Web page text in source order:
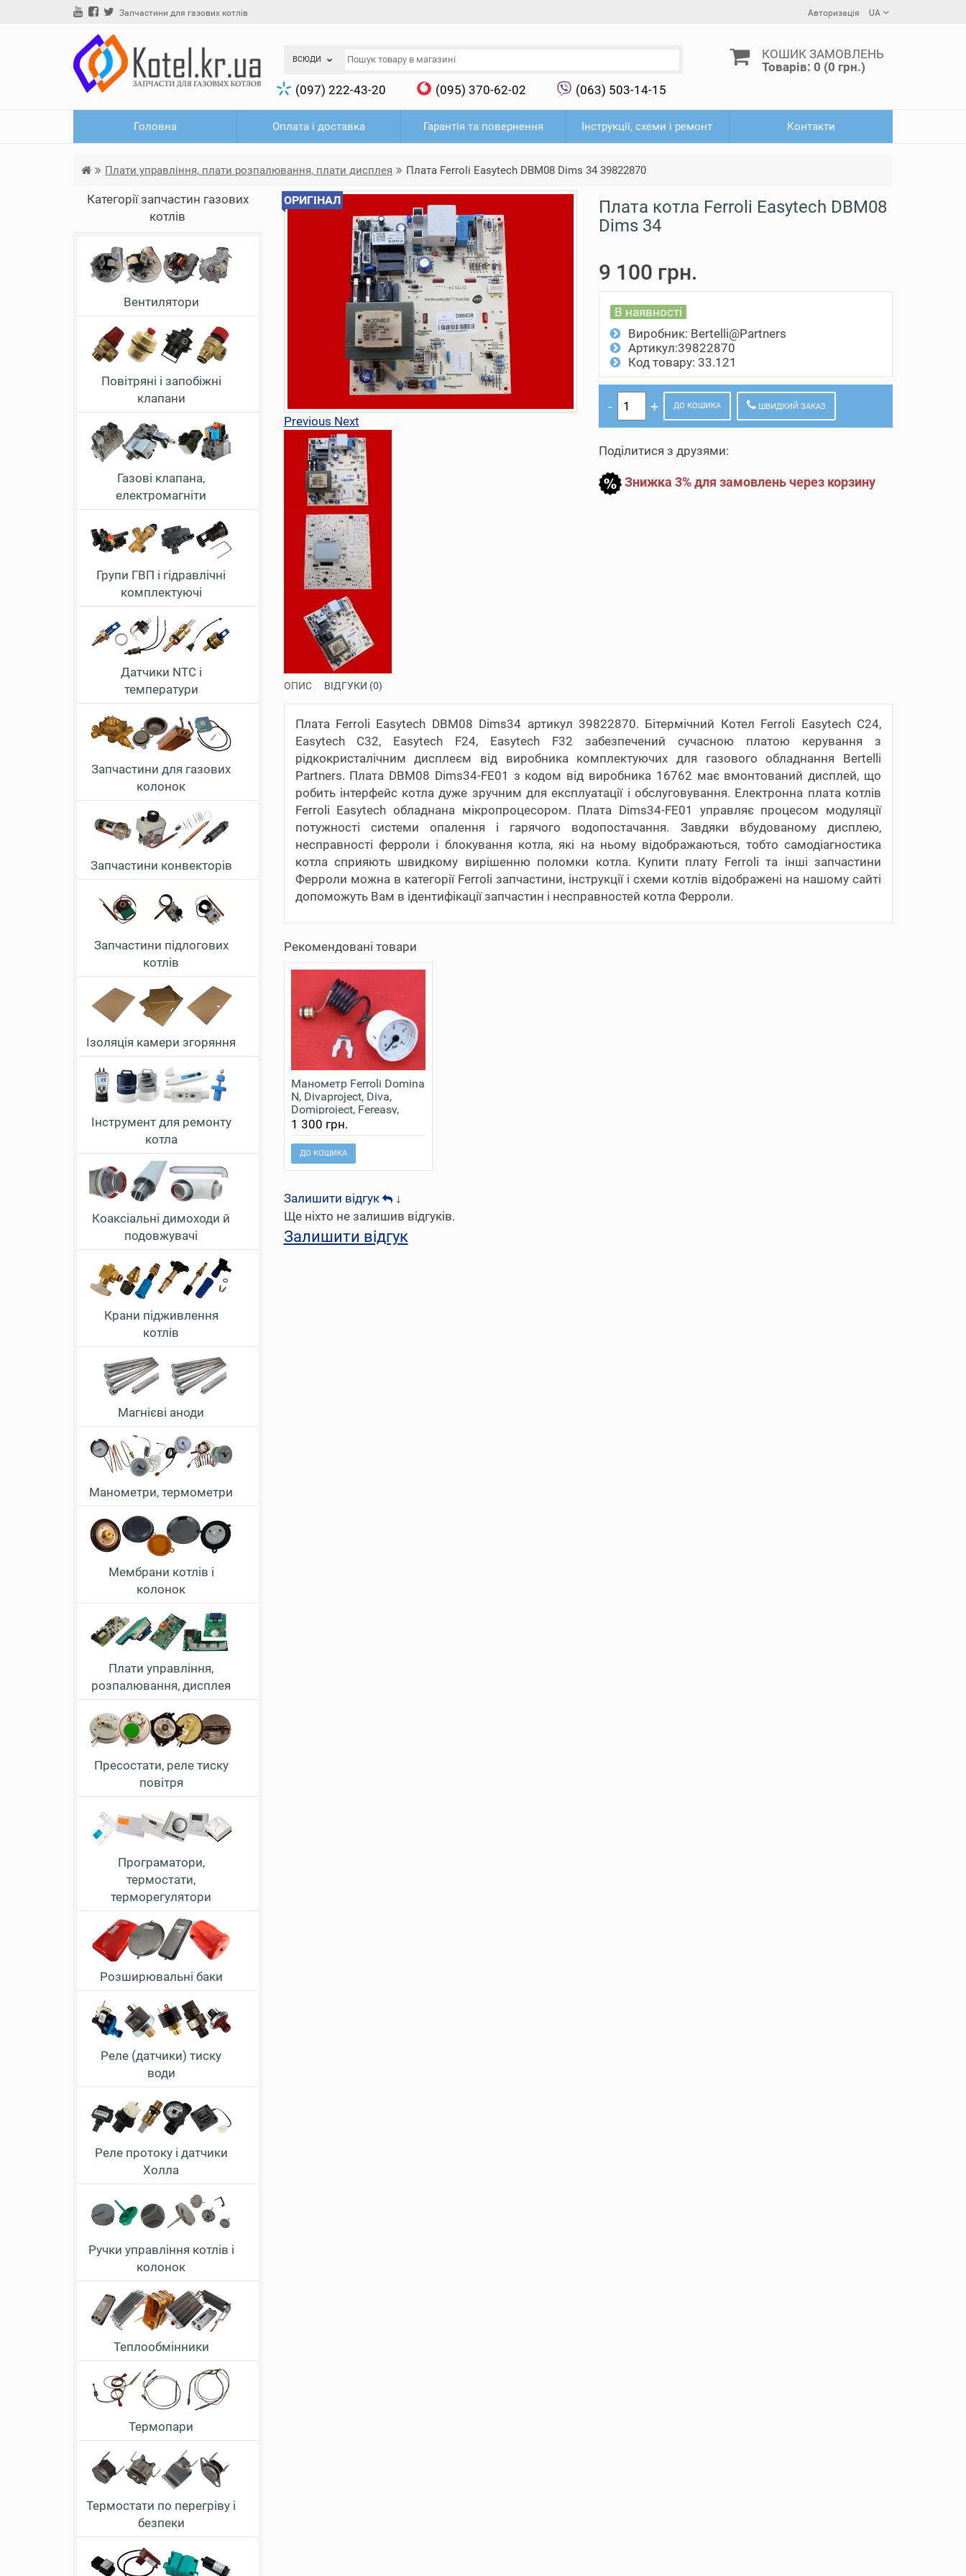
Запчастини для газових котлів Авторизація UA
ВСЮДИ
(097) 222-43-20 (095) 370-62-02 (063) 503-14-15
КОШИК ЗАМОВЛЕНЬ
Товарів: 0 (0 грн.)
Головна Оплата і доставка Гарантія та повернення Інструкції, схеми і ремонт Контакти
Плати управління, плати розпалювання, плати дисплея Плата Ferroli Easytech DBM08 Dims 34 39822870
Категорії запчастин газових
котлів
Вентилятори
Повітряні і запобіжні
клапани
Газові клапана,
електромагніти
Групи ГВП і гідравлічні
комплектуючі
Датчики NTC і
температури
Запчастини для газових
колонок
Запчастини конвекторів
Запчастини підлогових
котлів
Ізоляція камери згоряння
Інструмент для ремонту
котла
Коаксіальні димоходи й
подовжувачі
Крани підживлення
котлів
Магнієві аноди
Манометри, термометри
Мембрани котлів і
колонок
Плати управління,
розпалювання, дисплея
Пресостати, реле тиску
повітря
Програматори,
термостати,
терморегулятори
Розширювальні баки
Реле (датчики) тиску
води
Реле протоку і датчики
Холла
Ручки управління котлів і
колонок
Теплообмінники
Термопари
Термостати по перегріву і
безпеки
ОРИГІНАЛ
Previous Next
Плата котла Ferroli Easytech DBM08
Dims 34
9 100 грн.
В наявності
Виробник: Bertelli@Partners
Артикул:39822870
Код товару: 33.121
ДО КОШИКА ШВИДКИЙ ЗАКАЗ
Поділитися з друзями:
Знижка 3% для замовлень через корзину
ОПИС ВІДГУКИ (0)
Плата Ferroli Easytech DBM08 Dims34 артикул 39822870. Бітермічний Котел Ferroli Easytech C24,
Easytech C32, Easytech F24, Easytech F32 забезпечений сучасною платою керування з
рідкокристалічним дисплеєм від виробника комплектуючих для газового обладнання Bertelli
Partners. Плата DBM08 Dims34-FE01 з кодом від виробника 16762 має вмонтований дисплей, що
робить інтерфейс котла дуже зручним для експлуатації і обслуговування. Електронна плата котлів
Ferroli Easytech обладнана мікропроцесором. Плата Dims34-FE01 управляє процесом модуляції
потужності системи опалення і гарячого водопостачання. Завдяки вбудованому дисплею,
несправності ферроли і блокування котла, які на ньому відображаються, тобто самодіагностика
котла сприяють швидкому вирішенню поломки котла. Купити плату Ferroli та інші запчастини
Ферроли можна в категорії Ferroli запчастини, інструкції і схеми котлів відображені на нашому сайті
допоможуть Вам в ідентифікації запчастин і несправностей котла Ферроли.
Рекомендовані товари
Манометр Ferroli Domina
N, Divaproject, Diva,
Domiproject, Fereasy,
Domitech 39820080
1 300 грн.
ДО КОШИКА
Залишити відгук
↓
Ще ніхто не залишив відгуків.
Залишити відгук